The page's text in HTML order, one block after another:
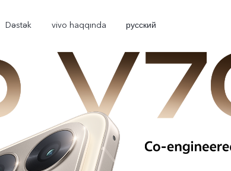
Dəstək vivo haqqında русский